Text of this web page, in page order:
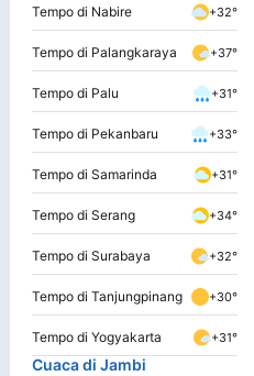
Tempo di Nabire +32°
Tempo di Palangkaraya +37°
Tempo di Palu +31°
Tempo di Pekanbaru +33°
Tempo di Samarinda +31°
Tempo di Serang +34°
Tempo di Surabaya +32°
Tempo di Tanjungpinang +30°
Tempo di Yogyakarta +31°
Cuaca di Jambi